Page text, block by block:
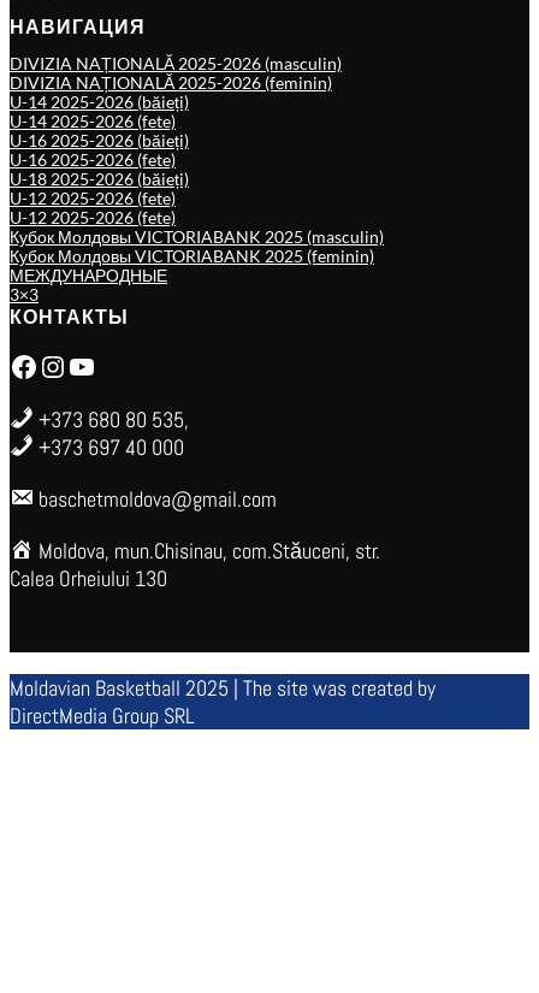
НАВИГАЦИЯ
DIVIZIA NAȚIONALĂ 2025-2026 (masculin)
DIVIZIA NAȚIONALĂ 2025-2026 (feminin)
U-14 2025-2026 (băieți)
U-14 2025-2026 (fete)
U-16 2025-2026 (băieți)
U-16 2025-2026 (fete)
U-18 2025-2026 (băieți)
U-12 2025-2026 (fete)
U-12 2025-2026 (fete)
Кубок Молдовы VICTORIABANK 2025 (masculin)
Кубок Молдовы VICTORIABANK 2025 (feminin)
МЕЖДУНАРОДНЫЕ
3×3
КОНТАКТЫ
Facebook Instagram YouTube
+373 680 80 535,
+373 697 40 000
baschetmoldova@gmail.com
Moldova, mun.Chisinau, com.Stăuceni, str.
Calea Orheiului 130
Moldavian Basketball 2025 | The site was created by
DirectMedia Group SRL